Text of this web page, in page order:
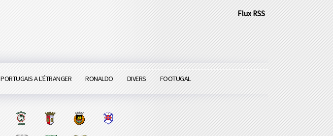
Flux RSS
PORTUGAIS A L'ÉTRANGER RONALDO DIVERS FOOTUGAL